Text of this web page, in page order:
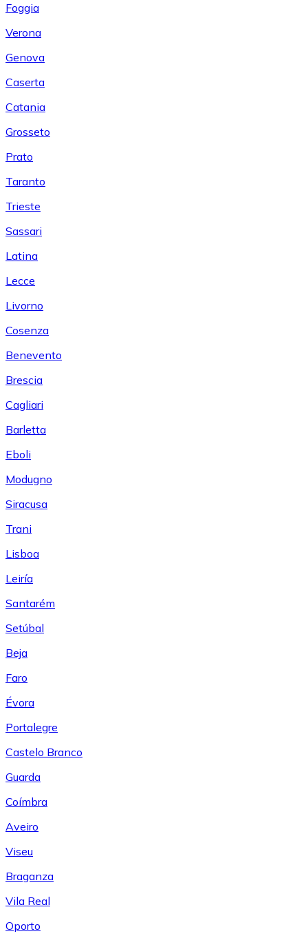
Foggia
Verona
Genova
Caserta
Catania
Grosseto
Prato
Taranto
Trieste
Sassari
Latina
Lecce
Livorno
Cosenza
Benevento
Brescia
Cagliari
Barletta
Eboli
Modugno
Siracusa
Trani
Lisboa
Leiría
Santarém
Setúbal
Beja
Faro
Évora
Portalegre
Castelo Branco
Guarda
Coímbra
Aveiro
Viseu
Braganza
Vila Real
Oporto